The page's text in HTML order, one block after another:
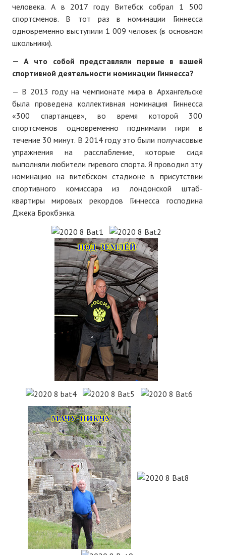
человека. А в 2017 году Витебск собрал 1 500
спортсменов. В тот раз в номинации Гиннесса
одновременно выступили 1 009 человек (в основном
школьники).
— А что собой представляли первые в вашей
спортивной деятельности номинации Гиннесса?
— В 2013 году на чемпионате мира в Архангельске
была проведена коллективная номинация Гиннесса
«300 спартанцев», во время которой 300
спортсменов одновременно поднимали гири в
течение 30 минут. В 2014 году это были получасовые
упражнения на расслабление, которые сидя
выполняли любители гиревого спорта. Я проводил эту
номинацию на витебском стадионе в присутствии
спортивного комиссара из лондонской штаб-
квартиры мировых рекордов Гиннесса господина
Джека Брокбэнка.